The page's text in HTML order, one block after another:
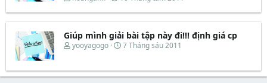
a
t
e
r
đ
ầ
r
a
d
a
à
b
ắ
ầ
Giúp mình giải bài tập này đi!!! định giá cp
T
e
yooyagogo
N
y
7 Tháng sáu 2011